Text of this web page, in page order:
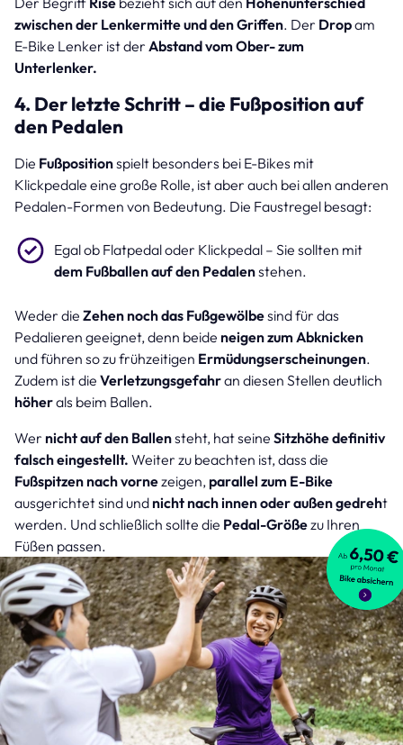
zwischen der Lenkermitte und den Griffen. Der Dropam
E-Bike Lenker ist der Abstand vom Ober- zum
Unterlenker.
4. Der letzte Schritt – die Fußposition auf
den Pedalen
Die Fußpositionspielt besonders bei E-Bikes mit
Klickpedale eine große Rolle, ist aber auch bei allen anderen
Pedalen-Formen von Bedeutung. Die Faustregel besagt:
Egal ob Flatpedal oder Klickpedal – Sie sollten mit
dem Fußballen auf den Pedalenstehen.
Weder die Zehen noch das Fußgewölbesind für das
Pedalieren geeignet, denn beide neigen zum Abknicken
und führen so zu frühzeitigen Ermüdungserscheinungen.
Zudem ist die Verletzungsgefahran diesen Stellen deutlich
höherals beim Ballen.
Wer nicht auf den Ballensteht, hat seine Sitzhöhe definitiv
falsch eingestellt. Weiter zu beachten ist, dass die
Fußspitzen nach vornezeigen, parallel zum E-Bike
ausgerichtet sind und nicht nach innen oder außen gedreht
werden. Und schließlich sollte die Pedal-Größezu Ihren
Füßen passen.